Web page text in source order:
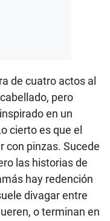
de cuatro actos al
pero
en un
cierto es que el
con pinzas. Sucede
las historias de
hay redención
divagar entre
o terminan en